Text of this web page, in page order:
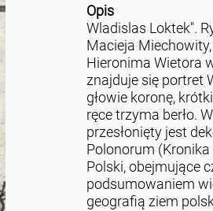
Opis
Wladislas Loktek".
Macieja
Hieronima Wietora
znajduje się portret
głowie koronę,
ręce trzyma berło.
przesłonięty jest
Polonorum
Polski, obejmujące
podsumowaniem
geografią ziem